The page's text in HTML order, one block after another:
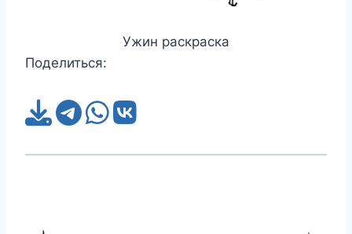
Ужин раскраска
Поделиться: